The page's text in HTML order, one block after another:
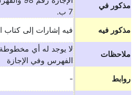
مذكور في
7 ب.
مذكور فيه
فيه إشارات إلى كتاب
ملاحظات
لا يوجد له أي
الفهرس وفي الإجازة
روابط
-